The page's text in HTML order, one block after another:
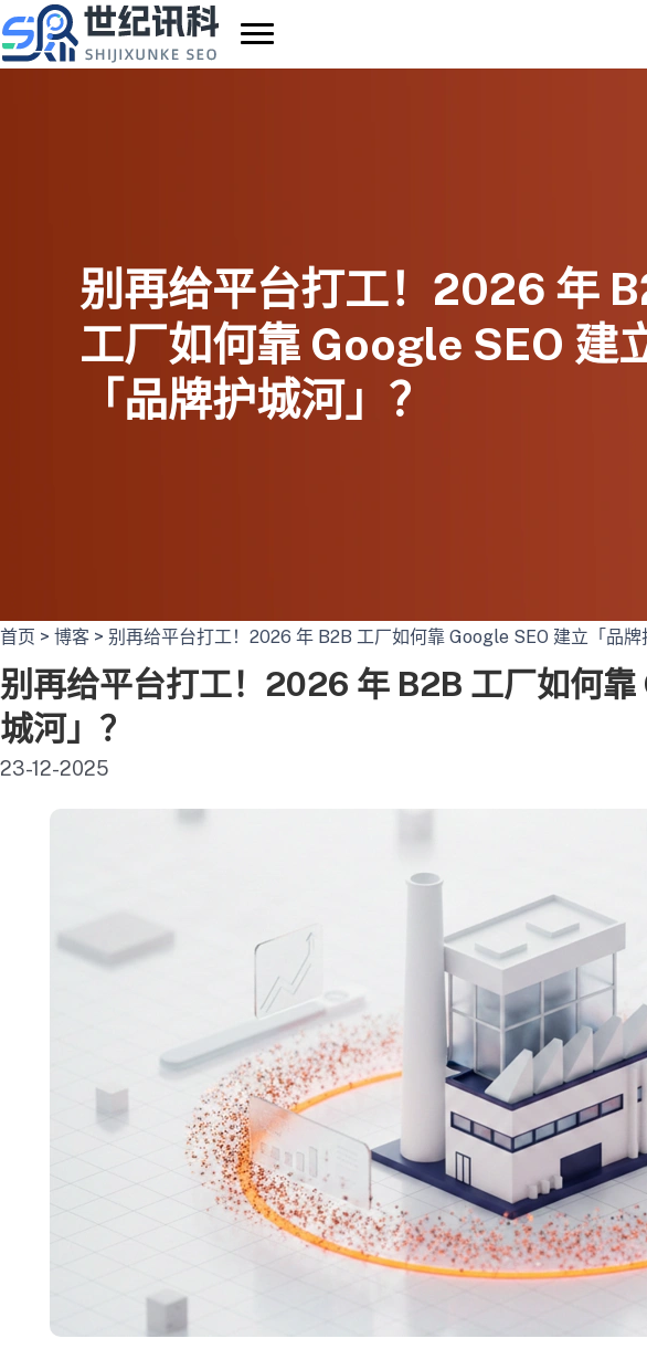
跳
至
内
别再给平台打工！2026 年
工厂如何靠 Google SEO 建
「品牌护城河」？
首页 > 博客 > 别再给平台打工！2026 年 B2B 工厂如何靠 Google SEO 建立「品牌
别再给平台打工！2026 年 B2B 工厂如何
城河」？
23-12-2025